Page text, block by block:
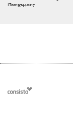
IT00197440217